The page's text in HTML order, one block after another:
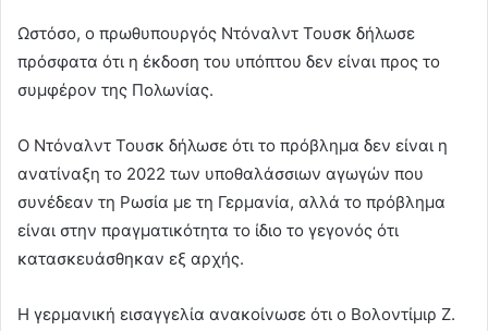
Ωστόσο, ο πρωθυπουργός Ντόναλντ Τουσκ δήλωσε
πρόσφατα ότι η έκδοση του υπόπτου δεν είναι προς το
συμφέρον της Πολωνίας.
Ο Ντόναλντ Τουσκ δήλωσε ότι το πρόβλημα δεν είναι η
ανατίναξη το 2022 των υποθαλάσσιων αγωγών που
συνέδεαν τη Ρωσία με τη Γερμανία, αλλά το πρόβλημα
είναι στην πραγματικότητα το ίδιο το γεγονός ότι
κατασκευάσθηκαν εξ αρχής.
Η γερμανική εισαγγελία ανακοίνωσε ότι ο Βολοντίμιρ Ζ.